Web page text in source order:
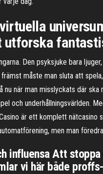
Den psyksjuke bara
måste man sluta att
när man misslyckats där
och underhållningsvärlden.
är ett komplett
men man
influensa Att
vi här både